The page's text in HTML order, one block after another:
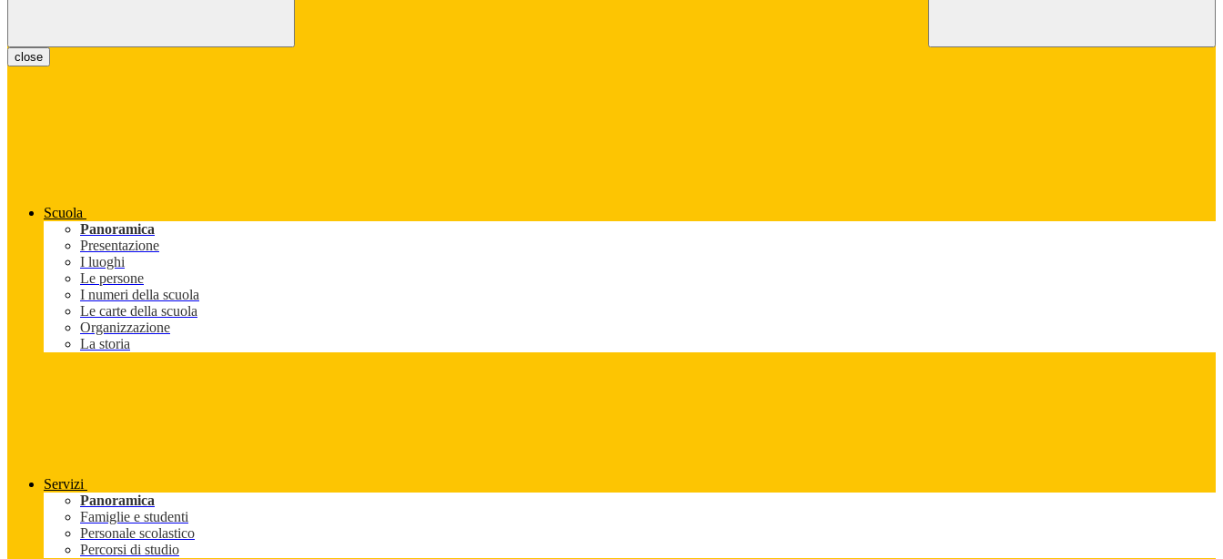
close
Scuola
Panoramica
Presentazione
I luoghi
Le persone
I numeri della scuola
Le carte della scuola
Organizzazione
La storia
Servizi
Panoramica
Famiglie e studenti
Personale scolastico
Percorsi di studio